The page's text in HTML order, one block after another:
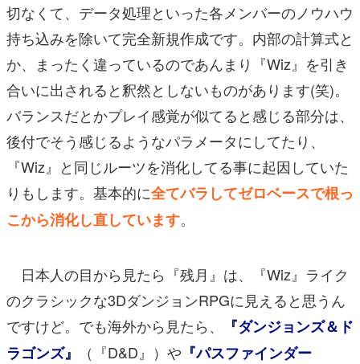
切なくて、データ処理といった各メンバーのノウハウ
持ち込みを除いて完全新規作成です。内部の計算式と
か、まったく違っているのであんまり『Wiz』を引き
合いに出されると釈然としないものがあります(笑)。
バランスだとかプレイ感覚が似てると感じる部分は、
後付でそう感じるようなパラメータにしてたり、
『Wiz』と同じルーツを消化してる事に起因していた
りもします。基本的に全てバラしてゼロベースで根っ
こから消化し直しています。
日本人の目から見たら『残月』は、『Wiz』ライク
のクラシックな3DダンジョンRPGに見えると思うん
ですけど。でも海外から見たら、
『ダンジョンズ＆ド
ラゴンズ』
（『D&D』）や 『パスファインダー